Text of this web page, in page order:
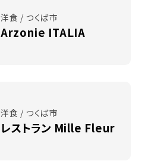
洋食 / つくば市
Arzonie ITALIA
洋食 / つくば市
レストラン Mille Fleur